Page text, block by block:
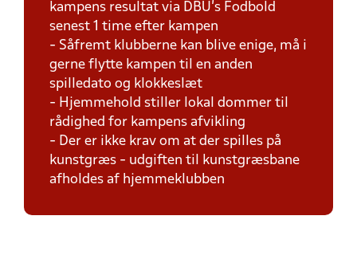
kampens resultat via DBU's Fodbold
senest 1 time efter kampen
- Såfremt klubberne kan blive enige, må i
gerne flytte kampen til en anden
spilledato og klokkeslæt
- Hjemmehold stiller lokal dommer til
rådighed for kampens afvikling
- Der er ikke krav om at der spilles på
kunstgræs - udgiften til kunstgræsbane
afholdes af hjemmeklubben